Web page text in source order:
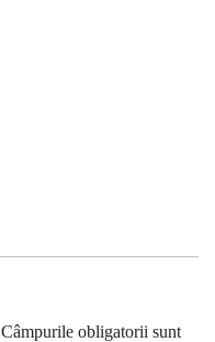
Câmpurile obligatorii sunt